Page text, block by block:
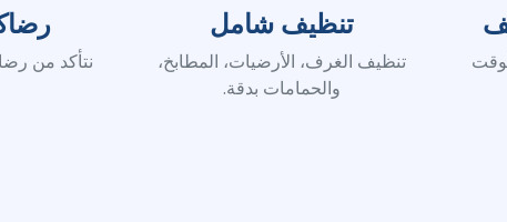
تنظيف شامل
تنظيف الغرف، الأرضيات، المطابخ،
والحمامات بدقة.
نتأكد من